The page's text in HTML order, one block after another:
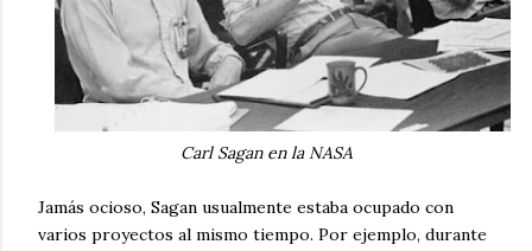
Carl Sagan en la NASA
Jamás ocioso, Sagan usualmente estaba ocupado con
varios proyectos al mismo tiempo. Por ejemplo, durante